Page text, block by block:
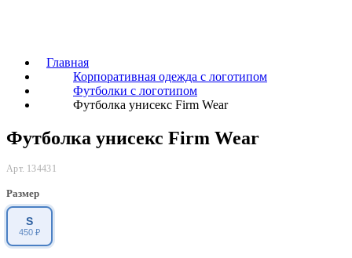
Главная
Корпоративная одежда с логотипом
Футболки с логотипом
Футболка унисекс Firm Wear
Футболка унисекс Firm Wear
Арт. 134431
Размер
S
450 ₽